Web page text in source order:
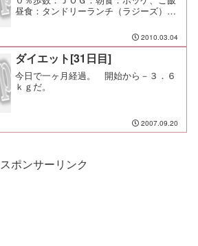
昼食：タンドリーランチ（ラジーズ）
2010.03.04
ダイエット[31日目]
今日で一ヶ月経過。 開始から－３．６
ｋｇだ。
2007.09.20
スポンサーリンク